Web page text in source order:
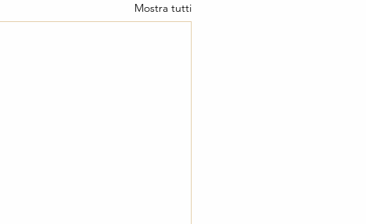
Mostra tutti